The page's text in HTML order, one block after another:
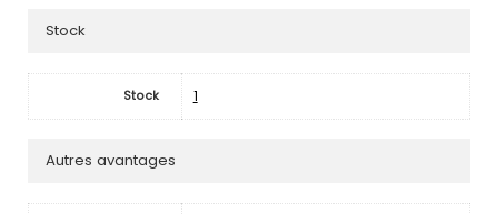
Stock
Stock 1
Autres avantages